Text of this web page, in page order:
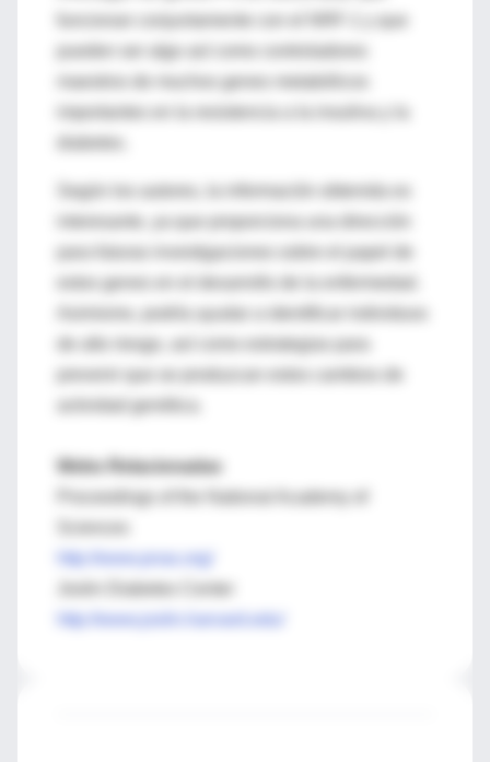
pueden ser algo así como controladores
maestros de muchos genes metabólicos
importantes en la resistencia a la insulina y la
Según los autores, la información obtenida es
para futuras investigaciones sobre el papel de
estos genes en el desarrollo de la enfermedad.
de alto riesgo, así como estrategias para
actividad genética.
Webs Relacionadas
Proceedings of the National Academy of